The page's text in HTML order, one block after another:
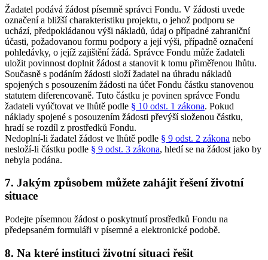
Žadatel podává žádost písemně správci Fondu. V žádosti uvede
označení a bližší charakteristiku projektu, o jehož podporu se
uchází, předpokládanou výši nákladů, údaj o případné zahraniční
účasti, požadovanou formu podpory a její výši, případně označení
pohledávky, o jejíž zajištění žádá. Správce Fondu může žadateli
uložit povinnost doplnit žádost a stanovit k tomu přiměřenou lhůtu.
Současně s podáním žádosti složí žadatel na úhradu nákladů
spojených s posouzením žádosti na účet Fondu částku stanovenou
statutem diferencovaně. Tuto částku je povinen správce Fondu
žadateli vyúčtovat ve lhůtě podle § 10 odst. 1 zákona. Pokud
náklady spojené s posouzením žádosti převýší složenou částku,
hradí se rozdíl z prostředků Fondu.
Nedoplní-li žadatel žádost ve lhůtě podle § 9 odst. 2 zákona nebo
nesloží-li částku podle § 9 odst. 3 zákona, hledí se na žádost jako by
nebyla podána.
7. Jakým způsobem můžete zahájit řešení životní
situace
Podejte písemnou žádost o poskytnutí prostředků Fondu na
předepsaném formuláři v písemné a elektronické podobě.
8. Na které instituci životní situaci řešit